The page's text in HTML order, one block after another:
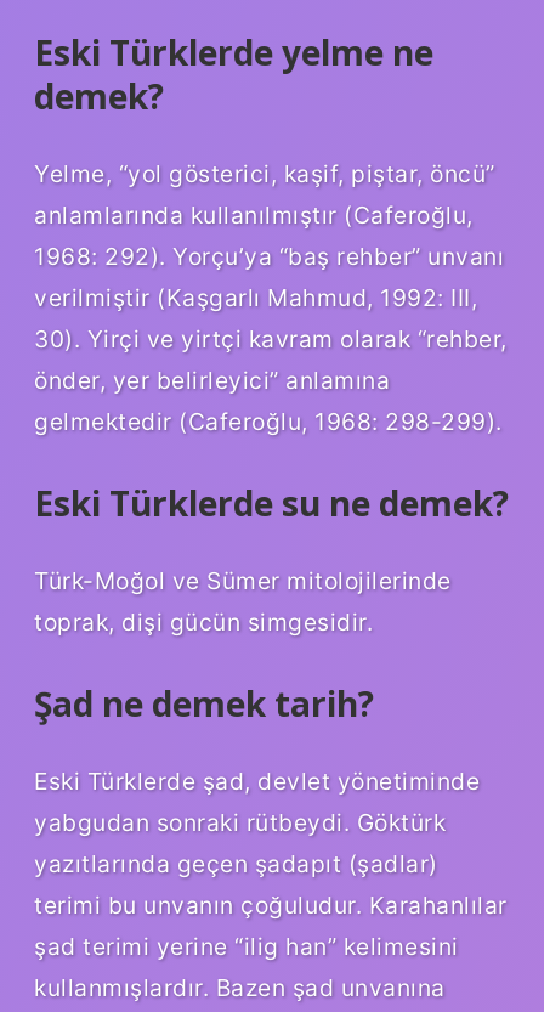
Eski Türklerde yelme ne
demek?
Yelme, “yol gösterici, kaşif, piştar, öncü”
anlamlarında kullanılmıştır (Caferoğlu,
1968: 292). Yorçu’ya “baş rehber” unvanı
verilmiştir (Kaşgarlı Mahmud, 1992: III,
30). Yirçi ve yirtçi kavram olarak “rehber,
önder, yer belirleyici” anlamına
gelmektedir (Caferoğlu, 1968: 298-299).
Eski Türklerde su ne demek?
Türk-Moğol ve Sümer mitolojilerinde
toprak, dişi gücün simgesidir.
Şad ne demek tarih?
Eski Türklerde şad, devlet yönetiminde
yabgudan sonraki rütbeydi. Göktürk
yazıtlarında geçen şadapıt (şadlar)
terimi bu unvanın çoğuludur. Karahanlılar
şad terimi yerine “ilig han” kelimesini
kullanmışlardır. Bazen şad unvanına